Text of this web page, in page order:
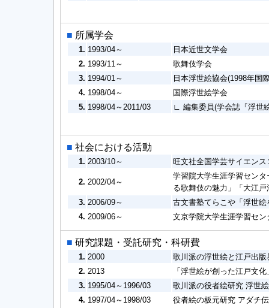
■ 所属学会
1. 1993/04～
日本近世文学会
2. 1993/11～
歌舞伎学会
3. 1994/01～
日本浮世絵協会(1998年国
4. 1998/04～
国際浮世絵学会
5. 1998/04～2011/03 ∟ 編集委員(学会誌『浮世
■ 社会における活動
1. 2003/10～ 旺文社全国学芸サイエン
2. 2002/04～
学習院大学生涯学習セン
る歌舞伎の魅力」「大江
3. 2006/09～
古文書塾てらこや「浮世
4. 2009/06～ 文京学院大学生涯学習セ
■ 研究課題・受託研究・科研費
1. 2000
歌川派の浮世絵と江戸出
2. 2013
「浮世絵が創った江戸文
3. 1995/04～1996/03
歌川派の役者絵研究 浮世
4. 1997/04～1998/03 役者絵の板元研究 アダチ